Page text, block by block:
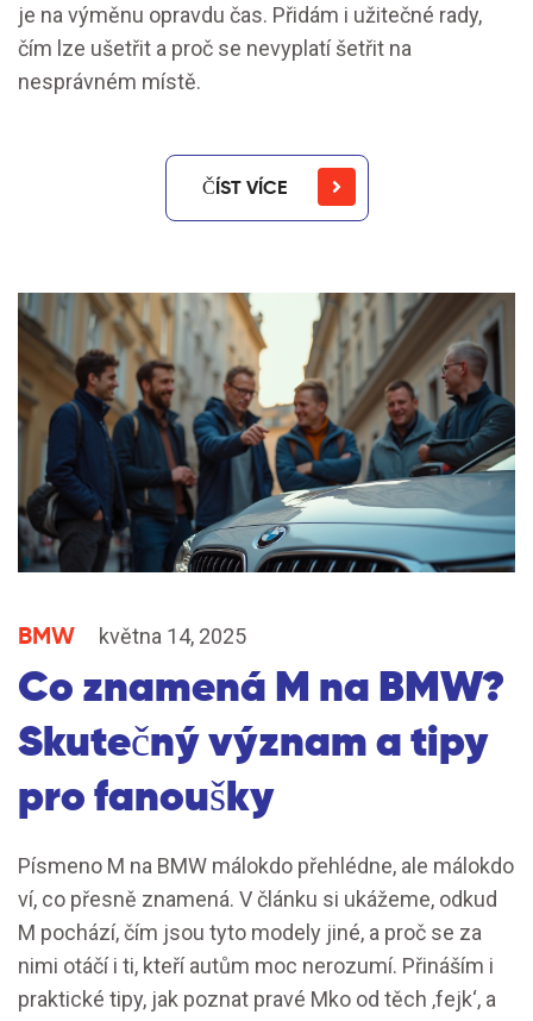
je na výměnu opravdu čas. Přidám i užitečné rady,
čím lze ušetřit a proč se nevyplatí šetřit na
nesprávném místě.
ČÍST VÍCE
BMW května 14, 2025
Co znamená M na BMW?
Skutečný význam a tipy
pro fanoušky
Písmeno M na BMW málokdo přehlédne, ale málokdo
ví, co přesně znamená. V článku si ukážeme, odkud
M pochází, čím jsou tyto modely jiné, a proč se za
nimi otáčí i ti, kteří autům moc nerozumí. Přináším i
praktické tipy, jak poznat pravé Mko od těch ‚fejk‘, a